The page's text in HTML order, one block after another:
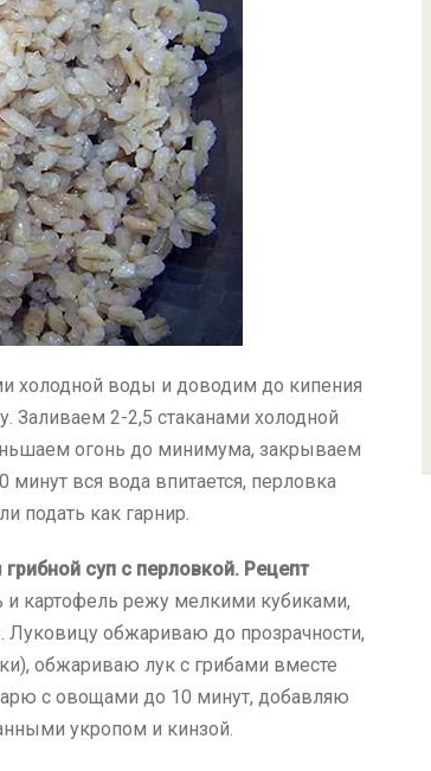
холодной воды и доводим до кипения
Заливаем 2-2,5 стаканами холодной
огонь до минимума, закрываем
минут вся вода впитается, перловка
подать как гарнир.
грибной суп с перловкой. Рецепт
и картофель режу мелкими кубиками,
обжариваю до прозрачности,
обжариваю лук с грибами вместе
с овощами до 10 минут, добавляю
укропом и кинзой.